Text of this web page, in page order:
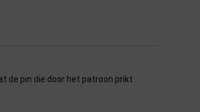
de pin die door het patroon prikt